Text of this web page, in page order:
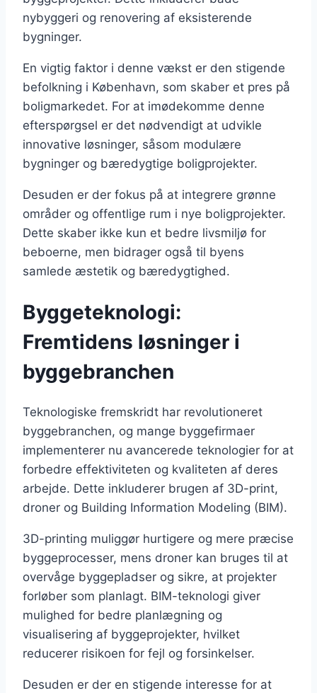
nybyggeri og renovering af eksisterende
bygninger.
En vigtig faktor i denne vækst er den stigende
befolkning i København, som skaber et pres på
boligmarkedet. For at imødekomme denne
efterspørgsel er det nødvendigt at udvikle
innovative løsninger, såsom modulære
bygninger og bæredygtige boligprojekter.
Desuden er der fokus på at integrere grønne
områder og offentlige rum i nye boligprojekter.
Dette skaber ikke kun et bedre livsmiljø for
beboerne, men bidrager også til byens
samlede æstetik og bæredygtighed.
Byggeteknologi:
Fremtidens løsninger i
byggebranchen
Teknologiske fremskridt har revolutioneret
byggebranchen, og mange byggefirmaer
implementerer nu avancerede teknologier for at
forbedre effektiviteten og kvaliteten af deres
arbejde. Dette inkluderer brugen af 3D-print,
droner og Building Information Modeling (BIM).
3D-printing muliggør hurtigere og mere præcise
byggeprocesser, mens droner kan bruges til at
overvåge byggepladser og sikre, at projekter
forløber som planlagt. BIM-teknologi giver
mulighed for bedre planlægning og
visualisering af byggeprojekter, hvilket
reducerer risikoen for fejl og forsinkelser.
Desuden er der en stigende interesse for at